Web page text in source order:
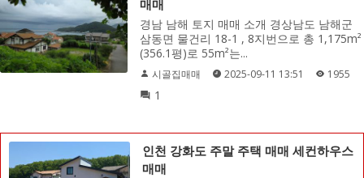
매매
경남 남해 토지 매매 소개 경상남도 남해군
삼동면 물건리 18-1 , 8지번으로 총 1,175m²
(356.1평)로 55m²는...
시골집매매 2025-09-11 13:51 1955
1
인천 강화도 주말 주택 매매 세컨하우스
매매